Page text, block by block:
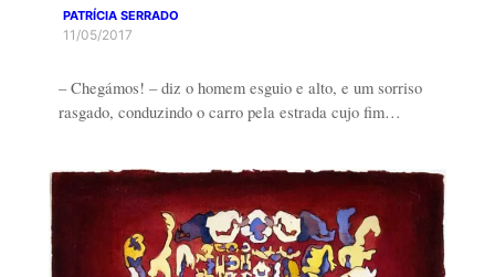
PATRÍCIA SERRADO
11/05/2017
– Chegámos! – diz o homem esguio e alto, e um sorriso
rasgado, conduzindo o carro pela estrada cujo fim…